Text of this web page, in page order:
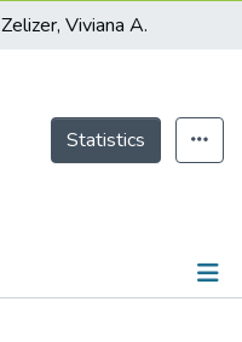
Zelizer, Viviana A.
Statistics